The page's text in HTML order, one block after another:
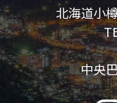
北海道小
中央